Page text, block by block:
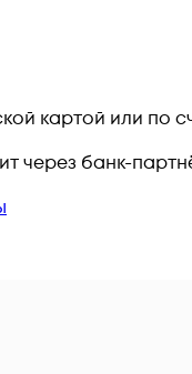
картой или по
через банк-